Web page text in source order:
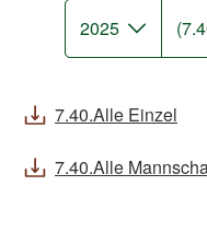
2025
7.40.Alle Einzel
7.40.Alle